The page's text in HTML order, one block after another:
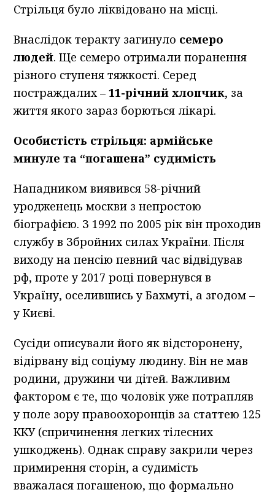
Стрільця було ліквідовано на місці.
Внаслідок теракту загинуло семеро
людей. Ще семеро отримали поранення
різного ступеня тяжкості. Серед
постраждалих –11-річний хлопчик, за
життя якого зараз борються лікарі.
Особистість стрільця: армійське
минуле та “погашена” судимість
Нападником виявився 58-річний
уродженець москви з непростою
біографією. З 1992 по 2005 рік він проходив
службу в Збройних силах України. Після
виходу на пенсію певний час відвідував
рф, проте у 2017 році повернувся в
Україну, оселившись у Бахмуті, а згодом –
у Києві.
Сусіди описували його як відсторонену,
відірвану від соціуму людину. Він не мав
родини, дружини чи дітей. Важливим
фактором є те, що чоловік уже потрапляв
у поле зору правоохоронців за статтею 125
ККУ (спричинення легких тілесних
ушкоджень). Однак справу закрили через
примирення сторін, а судимість
вважалася погашеною, що формально